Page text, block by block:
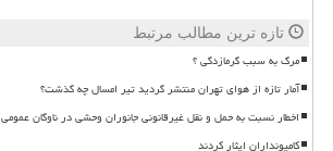
تازه ترین مطالب مرتبط
مرگ به سبب گرمازدگی ؟
آمار تازه از هوای تهران منتشر گردید تیر امسال چه گذشت؟
اخطار نسبت به حمل و نقل غیرقانونی جانوران وحشی در ناوگان عمومی
کامیونداران ایثار کردند